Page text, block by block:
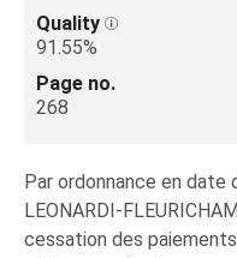
Quality
91.55%
Page no.
268
Par ordonnance en date
LEONARDI-
cessation des paiements